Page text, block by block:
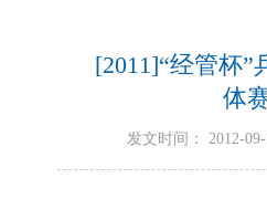
[2011]“经管杯”
体
发文时间： 2012-09-